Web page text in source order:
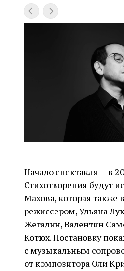
Начало спектакля — в
Стихотворения будут
Махова, которая также
режиссером, Ульяна
Жегалин, Валентин
Котюх. Постановку
с музыкальным
от композитора Оли